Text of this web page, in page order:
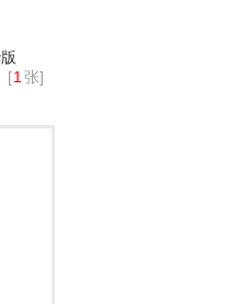
[1 张]